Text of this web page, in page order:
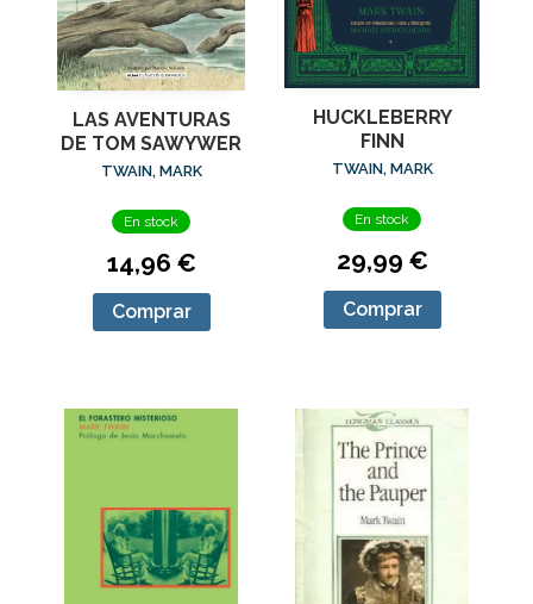
LAS AVENTURAS
DE TOM SAWYWER
TWAIN, MARK
En stock
14,96 €
Comprar
HUCKLEBERRY
FINN
TWAIN, MARK
En stock
29,99 €
Comprar